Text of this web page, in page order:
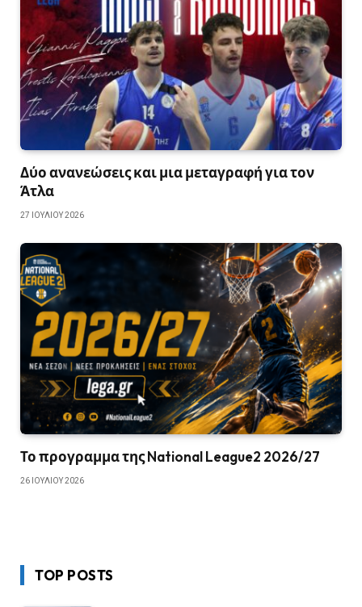
Δύο ανανεώσεις και μια μεταγραφή για τον
Άτλα
27 ΙΟΥΛΊΟΥ 2026
Το προγραμμα της National League2 2026/27
26 ΙΟΥΛΊΟΥ 2026
TOP POSTS